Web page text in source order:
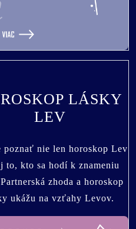
LÁSKY
LEV
poznať nie len horoskop Lev
to, kto sa hodí k znameniu
zhoda a horoskop
ukážu na vzťahy Levov.